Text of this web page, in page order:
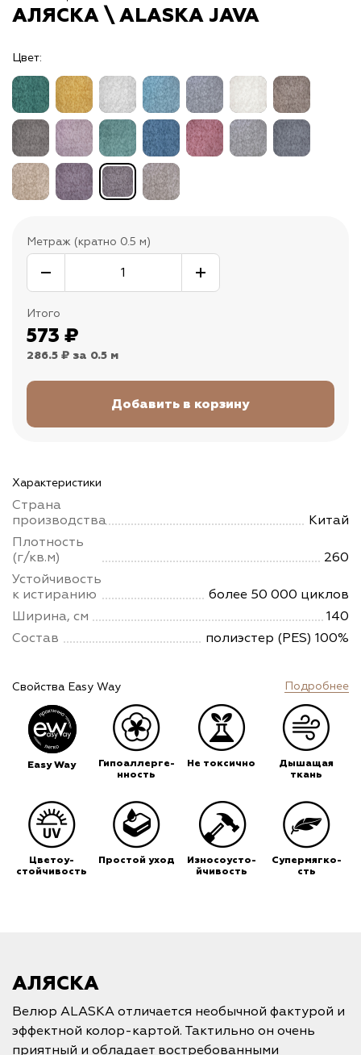
АЛЯСКА \ ALASKA JAVA
Цвет:
Метраж (кратно 0.5 м)
Итого
573 ₽
286.5 ₽ за 0.5 м
Характеристики
Страна
производства
Китай
Плотность
(г/кв.м)
260
Устойчивость
к истиранию
более 50 000 циклов
Ширина, см
140
Состав
полиэстер (PES) 100%
Свойства Easy Way Подробнее
Easy Way
Гипоаллерге-
нность
Не токсично
Дышащая
ткань
Цветоу-
стойчивость
Простой уход
Износоусто-
йчивость
Супермягко-
сть
АЛЯСКА
Велюр ALASKA отличается необычной фактурой и
эффектной колор-картой. Тактильно он очень
приятный и обладает востребованными